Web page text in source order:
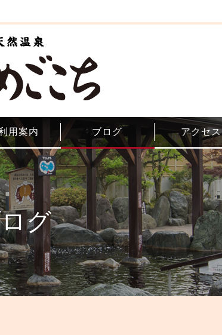
用案内 ブログ アクセス
グ